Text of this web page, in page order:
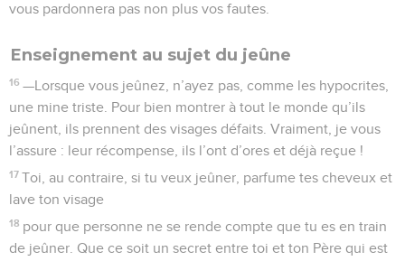
vous pardonnera pas non plus vos fautes.
Enseignement au sujet du jeûne
16 —Lorsque vous jeûnez, n’ayez pas, comme les hypocrites,
une mine triste. Pour bien montrer à tout le monde qu’ils
jeûnent, ils prennent des visages défaits. Vraiment, je vous
l’assure : leur récompense, ils l’ont d’ores et déjà reçue !
17 Toi, au contraire, si tu veux jeûner, parfume tes cheveux et
lave ton visage
18 pour que personne ne se rende compte que tu es en train
de jeûner. Que ce soit un secret entre toi et ton Père qui est